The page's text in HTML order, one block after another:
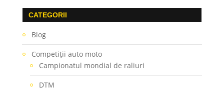
CATEGORII
Blog
Competiţii auto moto
Campionatul mondial de raliuri
DTM